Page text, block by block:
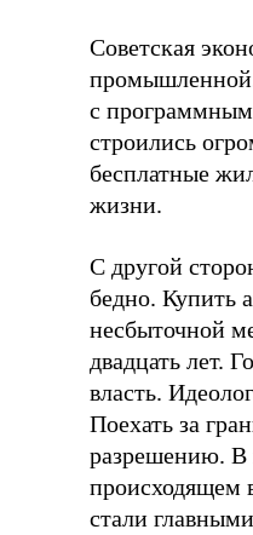
Советская
промышленной.
с
строились
бесплатные
жизни.
С другой
бедно. Купить
несбыточной
двадцать лет.
власть.
Поехать за
разрешению. В
происходящем
стали